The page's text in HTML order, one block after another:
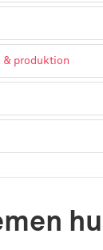
& produktion